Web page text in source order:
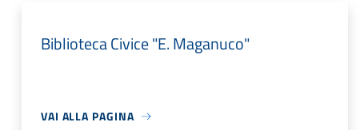
Biblioteca Civice "E. Maganuco"
VAI ALLA PAGINA